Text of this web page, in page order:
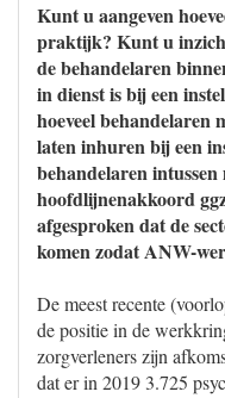
Kunt u aangeven
praktijk? Kunt u
de behandelaren
in dienst is bij een
hoeveel behandelaren
laten inhuren bij een
behandelaren
hoofdlijnenakkoord
afgesproken dat de
komen zodat ANW-
De meest recente
de positie in de
zorgverleners zijn
dat er in 2019 3.725